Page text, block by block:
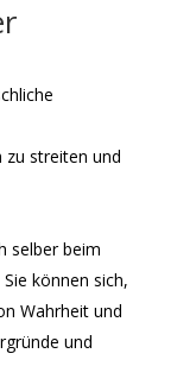
zu streiten und
selber beim
können sich,
Wahrheit und
und